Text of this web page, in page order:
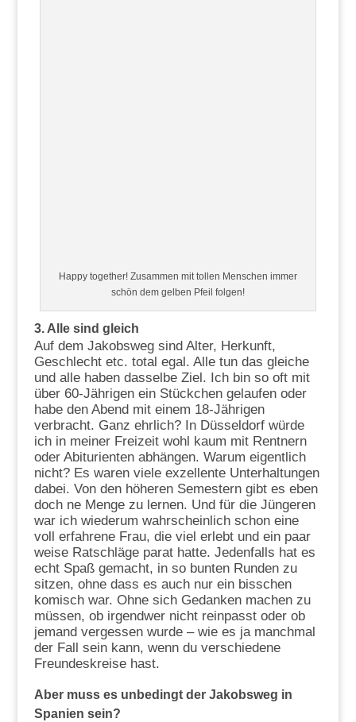
Happy together! Zusammen mit tollen Menschen immer
schön dem gelben Pfeil folgen!
3. Alle sind gleich
Auf dem Jakobsweg sind Alter, Herkunft,
Geschlecht etc. total egal. Alle tun das gleiche
und alle haben dasselbe Ziel. Ich bin so oft mit
über 60-Jährigen ein Stückchen gelaufen oder
habe den Abend mit einem 18-Jährigen
verbracht. Ganz ehrlich? In Düsseldorf würde
ich in meiner Freizeit wohl kaum mit Rentnern
oder Abiturienten abhängen. Warum eigentlich
nicht? Es waren viele exzellente Unterhaltungen
dabei. Von den höheren Semestern gibt es eben
doch ne Menge zu lernen. Und für die Jüngeren
war ich wiederum wahrscheinlich schon eine
voll erfahrene Frau, die viel erlebt und ein paar
weise Ratschläge parat hatte. Jedenfalls hat es
echt Spaß gemacht, in so bunten Runden zu
sitzen, ohne dass es auch nur ein bisschen
komisch war. Ohne sich Gedanken machen zu
müssen, ob irgendwer nicht reinpasst oder ob
jemand vergessen wurde – wie es ja manchmal
der Fall sein kann, wenn du verschiedene
Freundeskreise hast.
Aber muss es unbedingt der Jakobsweg in
Spanien sein?